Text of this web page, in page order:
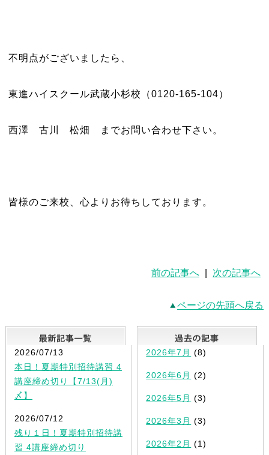
不明点がございましたら、
東進ハイスクール武蔵小杉校（0120-165-104）
西澤 古川 松畑 までお問い合わせ下さい。
皆様のご来校、心よりお待ちしております。
前の記事へ 次の記事へ
ページの先頭へ戻る
最新記事一覧
2026/07/13
本日！夏期特別招待講習 4
講座締め切り【7/13(月)
〆】
2026/07/12
残り１日！夏期特別招待講
習 4講座締め切り
2026年7月 (8)
2026年6月 (2)
2026年5月 (3)
2026年3月 (3)
2026年2月 (1)